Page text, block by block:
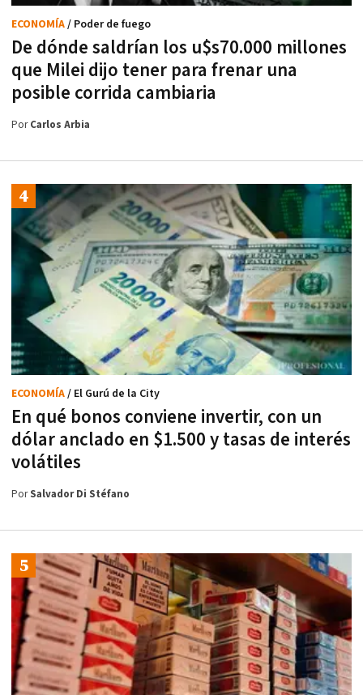
De dónde saldrían los u$s70.000 millones
que Milei dijo tener para frenar una
posible corrida cambiaria
ECONOMÍA/ Poder de fuego
PorCarlos Arbia
En qué bonos conviene invertir, con un
dólar anclado en $1.500 y tasas de interés
volátiles
ECONOMÍA/ El Gurú de la City
PorSalvador Di Stéfano